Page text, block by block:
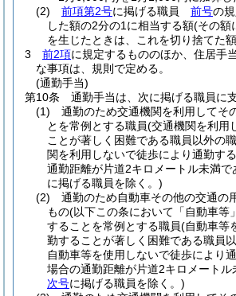
(2)
前項第2号に掲げる職員 前号の
した額の2分の1に相当する額(その額
を生じたときは、これを切り捨てた
3
前2項に規定するもののほか、住居手
な事項は、規則で定める。
(通勤手当)
第10条
通勤手当は、次に掲げる職員に
(1)
通勤のため交通機関を利用してそ
とを常例とする職員(交通機関を利用
ことが著しく困難である職員以外の
関を利用しないで徒歩により通勤す
通勤距離が片道2キロメートル未満で
に掲げる職員を除く。)
(2)
通勤のため自動車その他の交通の
もの(以下この条において「自動車等
することを常例とする職員(自動車等
勤することが著しく困難である職員
自動車等を使用しないで徒歩により
場合の通勤距離が片道2キロメート
次号に掲げる職員を除く。)